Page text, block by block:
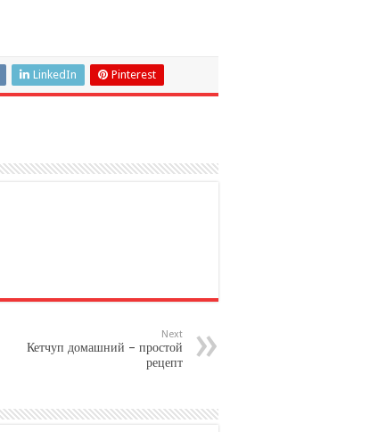
LinkedIn Pinterest
Next
Кетчуп домашний – простой
рецепт